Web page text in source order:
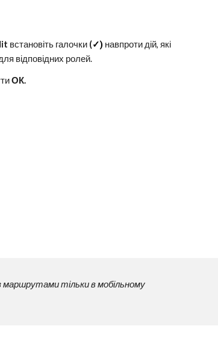
встановіть галочки (✓) навпроти дій, які
відповідних ролей.
ОК.
маршрутами тільки в мобільному